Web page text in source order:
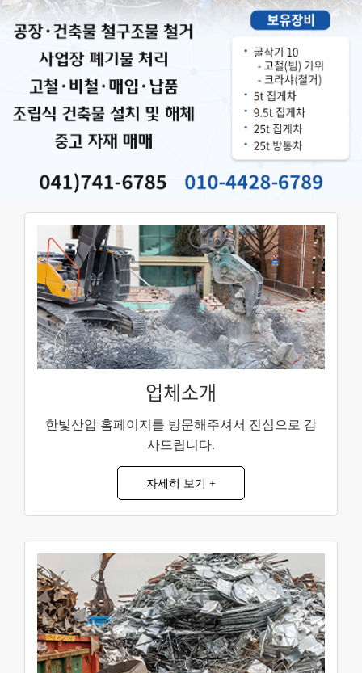
업체소개
한빛산업 홈페이지를 방문해주셔서 진심으로 감
사드립니다.
자세히 보기 +